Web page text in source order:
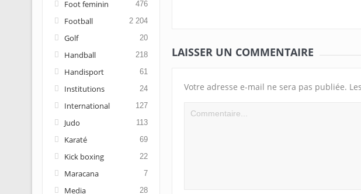
LAISSER UN COMMENTAIRE
Votre adresse e-mail ne sera pas publiée.
Foot feminin 476
Football 2 204
Golf 20
Handball 218
Handisport 61
Institutions 24
International 127
Judo 113
Karaté 69
Kick boxing 22
Maracana 7
Media 28